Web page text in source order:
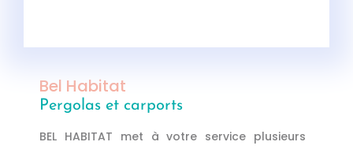
Bel Habitat
Pergolas et carports
BEL HABITAT met à votre service plusieurs